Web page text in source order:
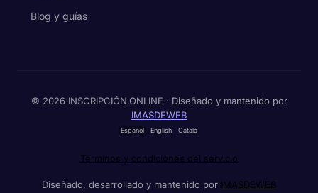
Blog y guías
© 2026 INSCRIPCIÓN.ONLINE · Diseñado y mantenido por
IMASDEWEB
Español English Català
Términos y condiciones del servicio
Diseñado, desarrollado y mantenido por IMASDEWEB